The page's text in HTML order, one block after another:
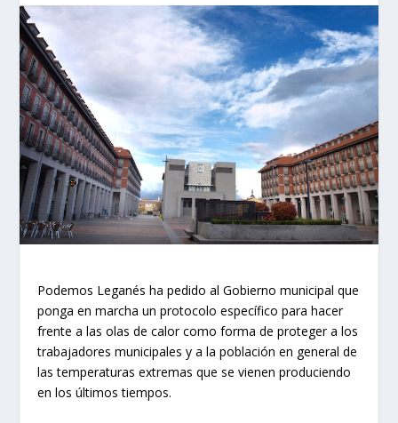
Podemos Leganés ha pedido al Gobierno municipal que
ponga en marcha un protocolo específico para hacer
frente a las olas de calor como forma de proteger a los
trabajadores municipales y a la población en general de
las temperaturas extremas que se vienen produciendo
en los últimos tiempos.